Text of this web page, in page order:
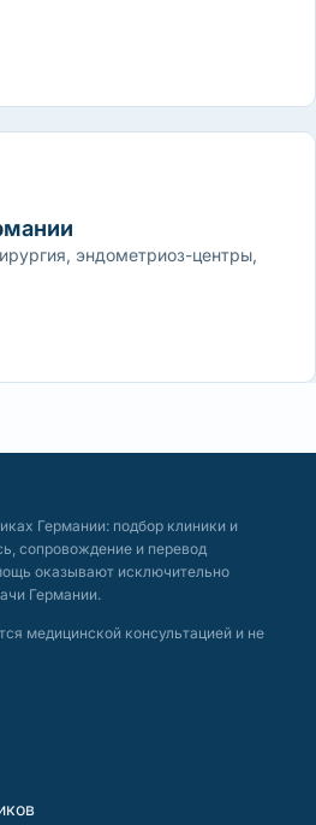
эндометриоз-центры,
Германии: подбор клиники и
сопровождение и перевод
оказывают исключительно
Германии.
медицинской консультацией и не